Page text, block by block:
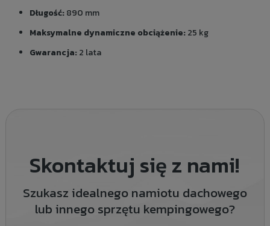
Długość:890 mm
Maksymalne dynamiczne obciążenie:25 kg
Gwarancja:2 lata
Skontaktuj się z nami!
Szukasz idealnego namiotu dachowego
lub innego sprzętu kempingowego?